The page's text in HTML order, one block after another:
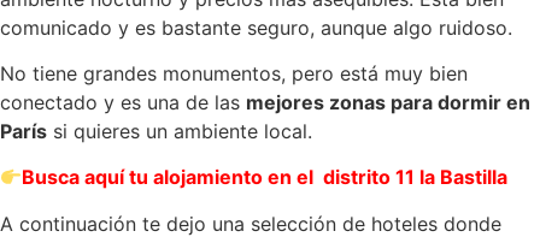
comunicado y es bastante seguro, aunque algo ruidoso.
No tiene grandes monumentos, pero está muy bien
conectado y es una de las mejores zonas para dormir en
París si quieres un ambiente local.
Busca aquí tu alojamiento en el distrito 11 la Bastilla
A continuación te dejo una selección de hoteles donde